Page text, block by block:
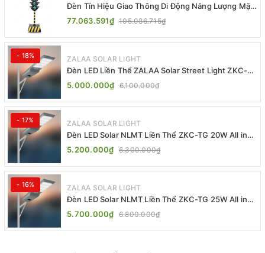
Đèn Tín Hiệu Giao Thông Di Động Năng Lượng Mặt
Trời ZALAA ZL-409300C
77.063.591₫ 105.086.715₫
- 18% ZALAA SOLAR LIGHT
Đèn LED Liền Thể ZALAA Solar Street Light ZKC-
TG 20W 25W 30W All In One
5.000.000₫ 6.100.000₫
- 17% ZALAA SOLAR LIGHT
Đèn LED Solar NLMT Liền Thể ZKC-TG 20W All in
One | ZALAA Street Light
5.200.000₫ 6.300.000₫
- 16% ZALAA SOLAR LIGHT
Đèn LED Solar NLMT Liền Thể ZKC-TG 25W All in
One | ZALAA Street Light
5.700.000₫ 6.800.000₫